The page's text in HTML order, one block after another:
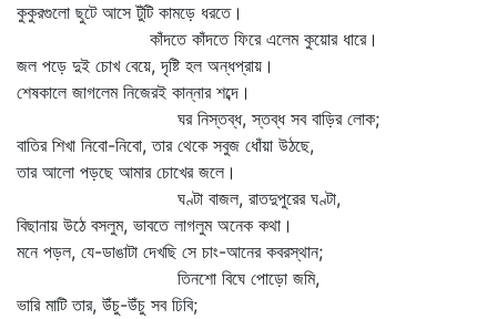
কুকুরগুলো ছুটে আসে টুঁটি কামড়ে ধরতে।
কাঁদতে কাঁদতে ফিরে এলেম কুয়োর ধারে।
জল পড়ে দুই চোখ বেয়ে, দৃষ্টি হল অন্ধপ্রায়।
শেষকালে জাগলেম নিজেরই কান্নার শব্দে।
ঘর নিস্তব্ধ, স্তব্ধ সব বাড়ির লোক;
বাতির শিখা নিবো-নিবো, তার থেকে সবুজ ধোঁয়া উঠছে,
তার আলো পড়ছে আমার চোখের জলে।
ঘণ্টা বাজল, রাতদুপুরের ঘণ্টা,
বিছানায় উঠে বসলুম, ভাবতে লাগলুম অনেক কথা।
মনে পড়ল, যে-ডাঙাটা দেখছি সে চাং-আনের কবরস্থান;
তিনশো বিঘে পোড়ো জমি,
ভারি মাটি তার, উঁচু-উঁচু সব ঢিবি;